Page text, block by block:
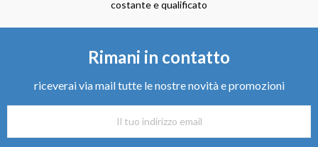
costante e qualificato
Rimani in contatto
riceverai via mail tutte le nostre novità e promozioni